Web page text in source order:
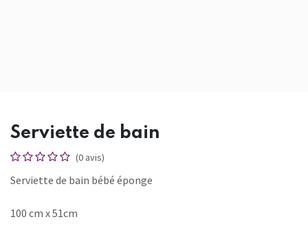
Serviette de bain
(0 avis)
Serviette de bain bébé éponge
100 cm x 51cm